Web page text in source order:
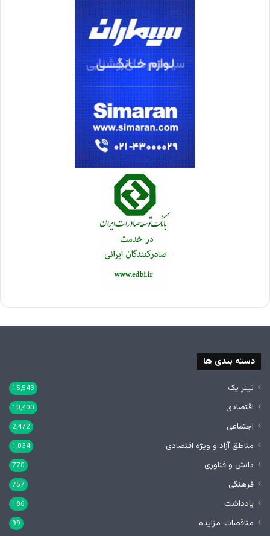
دسته بندی ها
تیتر یک 15,543
اقتصادی 10,400
اجتماعی 2,472
مناطق آزاد و ویژه اقتصادی 1,034
دانش و فناوری 770
فرهنگی 757
یادداشت 186
مناقصات-مزایده 99